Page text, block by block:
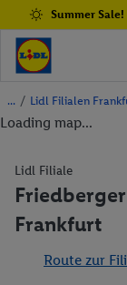
Summer
/ Lidl Filialen
Loading map...
Lidl Filiale
Frankfurt
Route zur